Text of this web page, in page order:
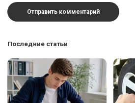
Последние статьи